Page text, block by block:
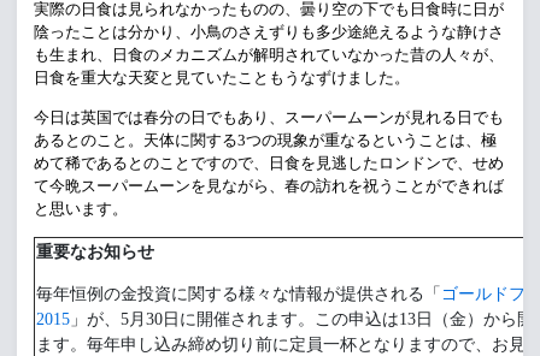
実際の日食は見られなかったものの、曇り空の下でも日食時に日が
陰ったことは分かり、小鳥のさえずりも多少途絶えるような静けさ
も生まれ、日食のメカニズムが解明されていなかった昔の人々が、
日食を重大な天変と見ていたこともうなずけました。
今日は英国では春分の日でもあり、スーパームーンが見れる日でも
あるとのこと。天体に関する3つの現象が重なるということは、極
めて稀であるとのことですので、日食を見逃したロンドンで、せめ
て今晩スーパームーンを見ながら、春の訪れを祝うことができれば
と思います。
重要なお知らせ
毎年恒例の金投資に関する様々な情報が提供される「 ゴールドフ
2015 」が、5月30日に開催されます。この申込は13日（金）から
ます。毎年申し込み締め切り前に定員一杯となりますので、お見